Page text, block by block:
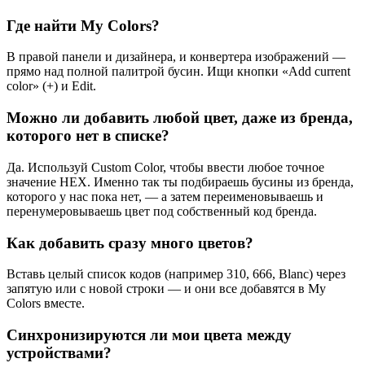
Где найти My Colors?
В правой панели и дизайнера, и конвертера изображений —
прямо над полной палитрой бусин. Ищи кнопки «Add current
color» (+) и Edit.
Можно ли добавить любой цвет, даже из бренда,
которого нет в списке?
Да. Используй Custom Color, чтобы ввести любое точное
значение HEX. Именно так ты подбираешь бусины из бренда,
которого у нас пока нет, — а затем переименовываешь и
перенумеровываешь цвет под собственный код бренда.
Как добавить сразу много цветов?
Вставь целый список кодов (например 310, 666, Blanc) через
запятую или с новой строки — и они все добавятся в My
Colors вместе.
Синхронизируются ли мои цвета между
устройствами?